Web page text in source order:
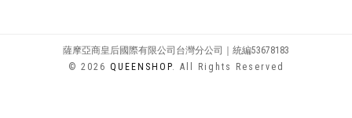
薩摩亞商皇后國際有限公司台灣分公司｜統編53678183
© 2026 QUEENSHOP. All Rights Reserved